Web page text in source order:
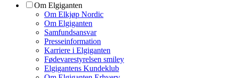
Om Elgiganten
Om Elkjøp Nordic
Om Elgiganten
Samfundsansvar
Presseinformation
Karriere i Elgiganten
Fødevarestyrelsen smiley
Elgigantens Kundeklub